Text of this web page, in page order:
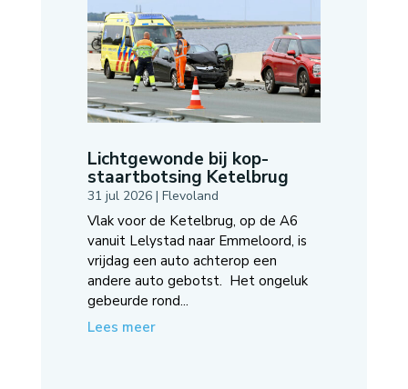
Lichtgewonde bij kop-
staartbotsing Ketelbrug
31 jul 2026| Flevoland
Vlak voor de Ketelbrug, op de A6
vanuit Lelystad naar Emmeloord, is
vrijdag een auto achterop een
andere auto gebotst. Het ongeluk
gebeurde rond...
Lees meer